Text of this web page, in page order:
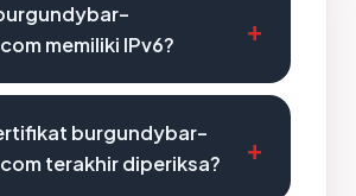
memiliki IPv6?
burgundybar-
terakhir diperiksa?